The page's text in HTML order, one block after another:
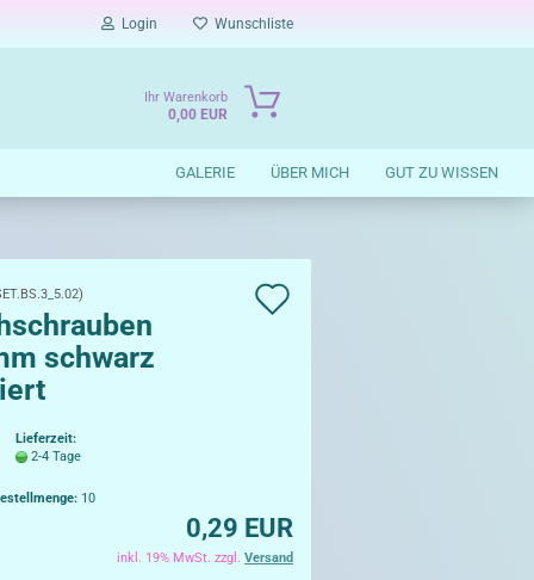
Login Wunschliste
Ihr Warenkorb
0,00 EUR
GALERIE ÜBER MICH GUT ZU WISSEN
)
schwarz
Lieferzeit:
2-4 Tage
10
0,29 EUR
inkl. 19% MwSt. zzgl. Versand